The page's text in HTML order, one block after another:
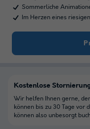
Sommerliche
Im Herzen eines
Kostenlose
Wir helfen Ihnen gerne,
können bis zu 30 Tage vor
können also unbesorgt